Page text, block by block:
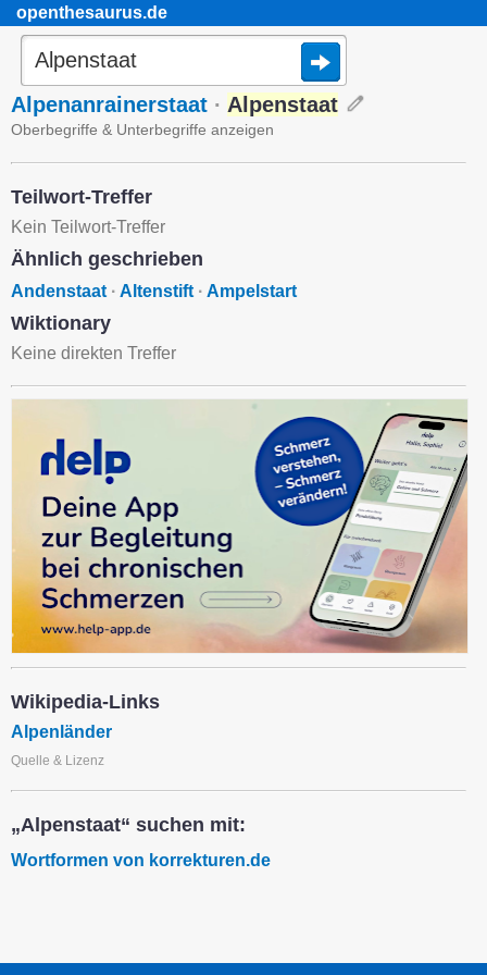
openthesaurus.de
Alpenanrainerstaat · Alpenstaat
Oberbegriffe & Unterbegriffe anzeigen
Teilwort-Treffer
Kein Teilwort-Treffer
Ähnlich geschrieben
Andenstaat · Altenstift · Ampelstart
Wiktionary
Keine direkten Treffer
Wikipedia-Links
Alpenländer
Quelle & Lizenz
„Alpenstaat“ suchen mit:
Wortformen von korrekturen.de